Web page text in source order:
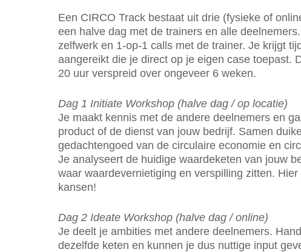
Een CIRCO Track bestaat uit drie (fysieke of
een halve dag met de trainers en alle
zelfwerk en 1-op-1 calls met de trainer. Je krijgt
aangereikt die je direct op je eigen case toepast.
20 uur verspreid over ongeveer 6 weken.
Dag 1 Initiate Workshop (halve dag / op locatie)
Je maakt kennis met de andere deelnemers en
product of de dienst van jouw bedrijf. Samen
gedachtengoed van de circulaire economie en
Je analyseert de huidige waardeketen van jouw
waar waardevernietiging en verspilling zitten.
kansen!
Dag 2 Ideate Workshop (halve dag / online)
Je deelt je ambities met andere deelnemers.
dezelfde keten en kunnen je dus nuttige input